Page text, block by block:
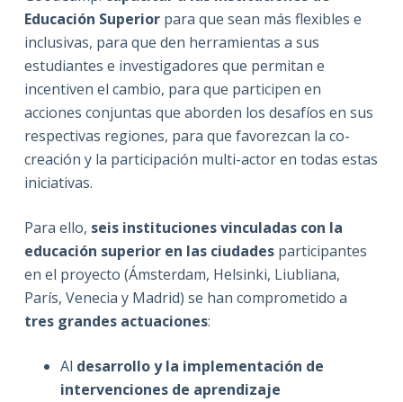
Educación Superiorpara que sean más flexibles e
inclusivas, para que den herramientas a sus
estudiantes e investigadores que permitan e
incentiven el cambio, para que participen en
acciones conjuntas que aborden los desafíos en sus
respectivas regiones, para que favorezcan la co-
creación y la participación multi-actor en todas estas
iniciativas.
Para ello, seis instituciones vinculadas con la
educación superior en las ciudadesparticipantes
en el proyecto (Ámsterdam, Helsinki, Liubliana,
París, Venecia y Madrid) se han comprometido a
tres grandes actuaciones:
Al desarrollo y la implementación de
intervenciones de aprendizaje